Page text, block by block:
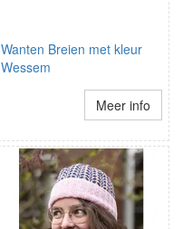
Wanten Breien met kleur
Wessem
Meer info